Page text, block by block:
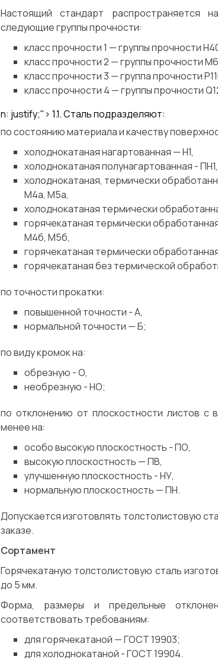
Настоящий стандарт распространяется
следующие группы прочности:
класс прочности 1 — группы прочности
класс прочности 2 — группы прочности
класс прочности 3 — группа прочности
класс прочности 4 — группы прочности
n: justify;"> 1.1. Сталь подразделяют:
по состоянию материала и качеству
холоднокатаная нагартованная — H1,
холоднокатаная полунагартованная - ПН1,
холоднокатаная, термически
М4а, М5а,
холоднокатаная термически
горячекатаная термически
М4б, М5б,
горячекатаная термически
горячекатаная без термической
по точности прокатки:
повышенной точности - А,
нормальной точности — Б;
по виду кромок на:
обрезную - О,
необрезную - НО;
по отклонению от плоскостности листов
менее на:
особо высокую плоскостность - ПО,
высокую плоскостность — ПВ,
улучшенную плоскостность - НУ,
нормальную плоскостность — ПН.
Допускается изготовлять толстолистовую
заказе.
Сортамент
Горячекатаную толстолистовую сталь
до 5 мм.
Форма, размеры и предельные
соответствовать требованиям:
для горячекатаной — ГОСТ 19903;
для холоднокатаной - ГОСТ 19904.